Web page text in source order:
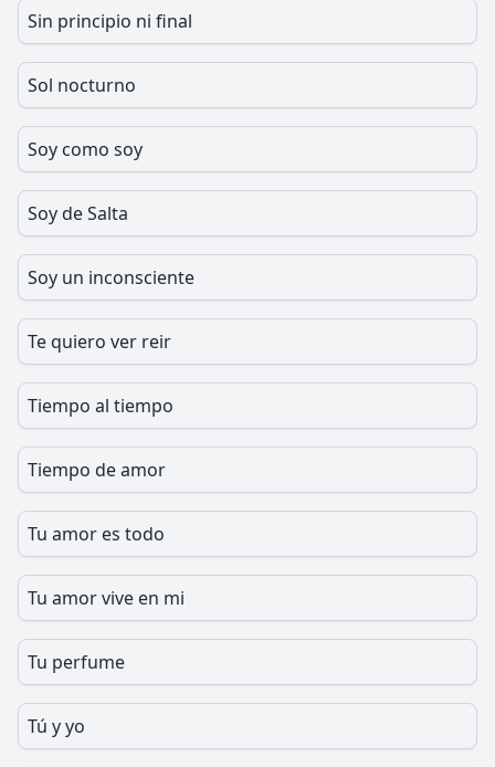
Sin principio ni final
Sol nocturno
Soy como soy
Soy de Salta
Soy un inconsciente
Te quiero ver reir
Tiempo al tiempo
Tiempo de amor
Tu amor es todo
Tu amor vive en mi
Tu perfume
Tú y yo